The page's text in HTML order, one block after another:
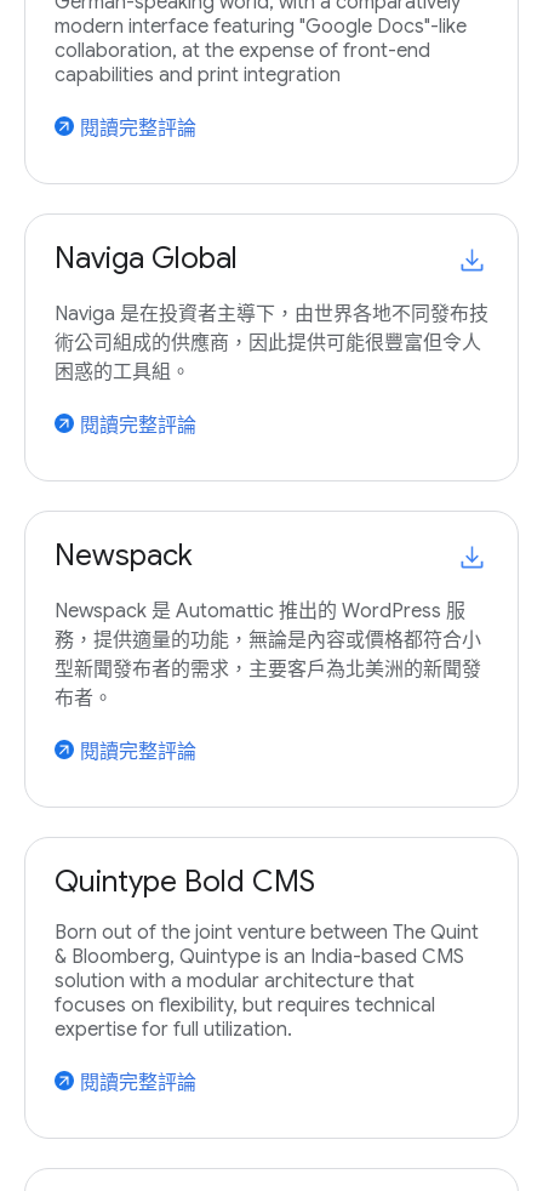
modern interface featuring "Google Docs"-like
collaboration, at the expense of front-end
capabilities and print integration
arrow_outward 閱讀完整評論
Naviga Global
Naviga 是在投資者主導下，由世界各地不同發布技
術公司組成的供應商，因此提供可能很豐富但令人
困惑的工具組。
arrow_outward 閱讀完整評論
Newspack
Newspack 是 Automattic 推出的 WordPress 服
務，提供適量的功能，無論是內容或價格都符合小
型新聞發布者的需求，主要客戶為北美洲的新聞發
布者。
arrow_outward 閱讀完整評論
Quintype Bold CMS
Born out of the joint venture between The Quint
& Bloomberg, Quintype is an India-based CMS
solution with a modular architecture that
focuses on flexibility, but requires technical
expertise for full utilization.
arrow_outward 閱讀完整評論